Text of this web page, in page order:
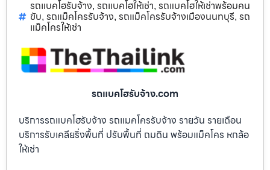
รถแบคโฮรับจ้าง, รถแบคโฮให้เช่า, รถแบคโฮให้เช่าพร้อมคน
ขับ, รถแม็คโครรับจ้าง, รถแม็คโครรับจ้างเมืองนนทบุรี, รถ
แม็คโครให้เช่า
รถแบคโฮรับจ้าง.com
บริการรถแบคโฮรับจ้าง รถแมคโครรับจ้าง รายวัน รายเดือน
บริการรับเคลียริ่งพื้นที่ ปรับพื้นที่ ถมดิน พร้อมแม็คโคร หกล้อ
ให้เช่า